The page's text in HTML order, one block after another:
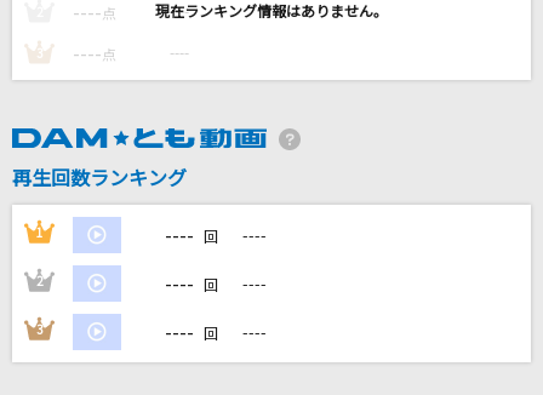
森高千里
紗痲
BRAVE HERO(TVサイズ)
リトルブルーボックス(Little Blue boX)
---- 点 ----
3 ---- 点 ----
再生回数ランキング
1 ---- 回 ----
2 ---- 回 ----
3 ---- 回 ----